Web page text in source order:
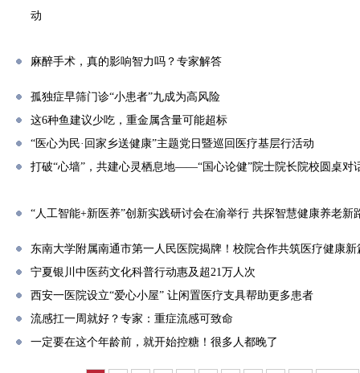
动
麻醉手术，真的影响智力吗？专家解答
孤独症早筛门诊“小患者”九成为高风险
这6种鱼建议少吃，重金属含量可能超标
“医心为民·回家乡送健康”主题党日暨巡回医疗基层行活动
打破“心墙”，共建心灵栖息地——“国心论健”院士院长院校圆桌对
“人工智能+新医养”创新实践研讨会在渝举行 共探智慧健康养老新
东南大学附属南通市第一人民医院揭牌！校院合作共筑医疗健康新
宁夏银川中医药文化科普行动惠及超21万人次
西安一医院设立“爱心小屋” 让闲置医疗支具帮助更多患者
流感扛一周就好？专家：重症流感可致命
一定要在这个年龄前，就开始控糖！很多人都晚了